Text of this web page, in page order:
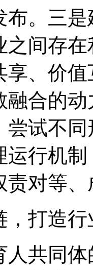
布。三
之间存
享、价
融合的
尝试不
运行机
责对等
，打造
人共同